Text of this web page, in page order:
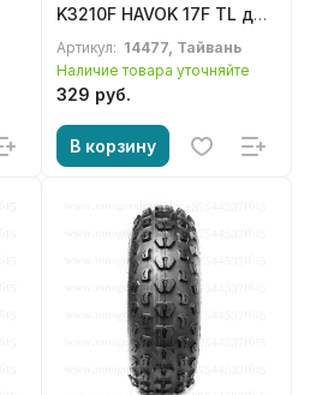
K3210F HAVOK 17F TL для
квадроцикла ATV
Артикул: 14477, Тайвань
Наличие товара уточняйте
329 руб.
В корзину